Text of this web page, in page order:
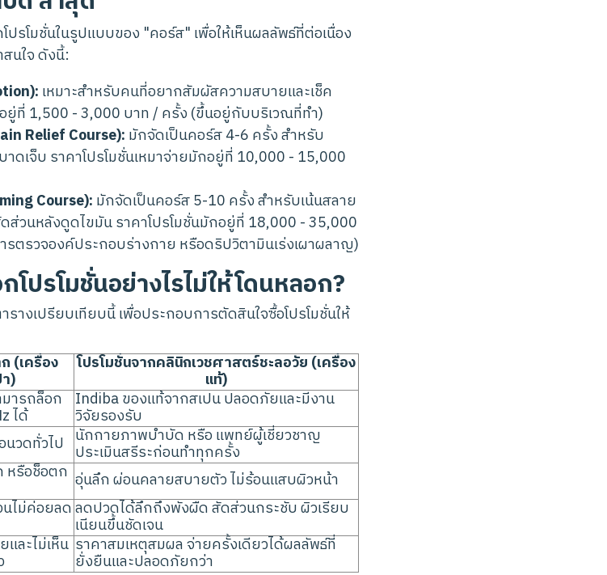
รโมชั่นในรูปแบบของ "คอร์ส" เพื่อให้เห็นผลลัพธ์ที่ต่อเนื่อง
นใจ ดังนี้:
เหมาะสำหรับคนที่อยากสัมผัสความสบายและเช็ค
ยู่ที่ 1,500 - 3,000 บาท / ครั้ง (ขึ้นอยู่กับบริเวณที่ทำ)
Relief Course): มักจัดเป็นคอร์ส 4-6 ครั้ง สำหรับ
เจ็บ ราคาโปรโมชั่นเหมาจ่ายมักอยู่ที่ 10,000 - 15,000
Course): มักจัดเป็นคอร์ส 5-10 ครั้ง สำหรับเน้นสลาย
ส่วนหลังดูดไขมัน ราคาโปรโมชั่นมักอยู่ที่ 18,000 - 35,000
รตรวจองค์ประกอบร่างกาย หรือดริปวิตามินเร่งเผาผลาญ)
โปรโมชั่นอย่างไรไม่ให้โดนหลอก?
างเปรียบเทียบนี้ เพื่อประกอบการตัดสินใจซื้อโปรโมชั่นให้
(เครื่อง
)
โปรโมชั่นจากคลินิกเวชศาสตร์ชะลอวัย (เครื่อง
แท้)
มารถล็อก
ได้
Indiba ของแท้จากสเปน ปลอดภัยและมีงาน
วิจัยรองรับ
วดทั่วไป นักกายภาพบำบัด หรือ แพทย์ผู้เชี่ยวชาญ
ประเมินสรีระก่อนทำทุกครั้ง
หรือช็อตก อุ่นลึก ผ่อนคลายสบายตัว ไม่ร้อนแสบผิวหน้า
ไม่ค่อยลดลดปวดได้ลึกถึงพังผืด สัดส่วนกระชับ ผิวเรียบ
เนียนขึ้นชัดเจน
ละไม่เห็น ราคาสมเหตุสมผล จ่ายครั้งเดียวได้ผลลัพธ์ที่
ยั่งยืนและปลอดภัยกว่า